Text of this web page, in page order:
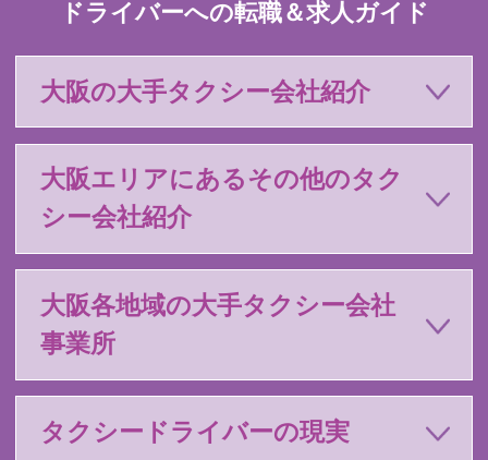
ドライバーへの転職＆求人ガイド
大阪の大手タクシー会社紹介
大阪エリアにあるその他のタク
シー会社紹介
大阪各地域の大手タクシー会社
事業所
タクシードライバーの現実